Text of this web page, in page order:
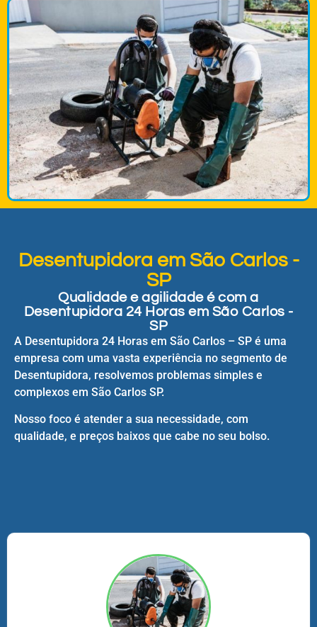
Desentupidora em São Carlos -
SP
Qualidade e agilidade é com a
Desentupidora 24 Horas em São Carlos -
SP
A Desentupidora 24 Horas em São Carlos – SP é uma
empresa com uma vasta experiência no segmento de
Desentupidora, resolvemos problemas simples e
complexos em São Carlos SP.
Nosso foco é atender a sua necessidade, com
qualidade, e preços baixos que cabe no seu bolso.